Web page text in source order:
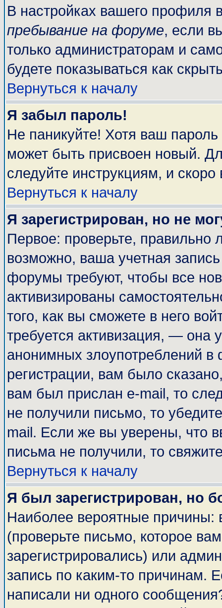
В настройках вашего профиля
пребывание на форуме, если
только администраторам и
будете показываться как
Вернуться к началу
Я забыл пароль!
Не паникуйте! Хотя ваш
может быть присвоен новый.
следуйте инструкциям, и
Вернуться к началу
Я зарегистрирован, но не
Первое: проверьте, правильно
возможно, ваша учетная
форумы требуют, чтобы все
активизированы
того, как вы сможете в него
требуется активизация, — она
анонимных злоупотреблений
регистрации, вам было
вам был прислан e-mail, то
не получили письмо, то
mail. Если же вы уверены, что
письма не получили, то
Вернуться к началу
Я был зарегистрирован, но
Наиболее вероятные причины:
(проверьте письмо, которое
зарегистрировались) или
запись по каким-то причинам.
написали ни одного